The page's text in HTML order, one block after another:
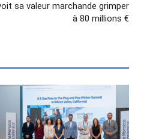
sa valeur marchande grimper
à 80 millions €